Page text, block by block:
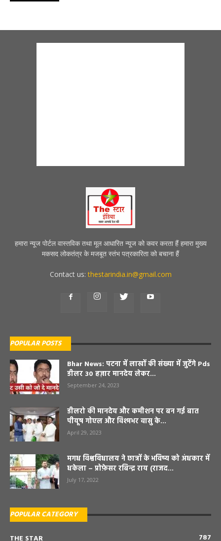
हमारा न्यूज पोर्टल वास्तविक तथा मूल आधारित न्यूज को कवर करता हैं हमारा मुख्य
मकसद लोकतंत्र के मजबूत स्तंभ पत्रकारिता को बचाना हैं
Contact us:thestarindia.in@gmail.com
POPULAR POSTS
Bhar News: पटना में लाखों की संख्या में जुटेंगे Pds
डीलर 30 हज़ार मानदेय लेकर...
September 24, 2023
डीलरो की मानदेय और कमीशन पर बन गई बात
पीयूष गोएल और विश्मभर वासु के...
April 29, 2023
मगध विश्वविधालय ने छात्रों के भविष्य को अंधकार में
धकेला – प्रोफ़ेसर रबिन्द्र राय (राजद...
July 17, 2022
POPULAR CATEGORY
787